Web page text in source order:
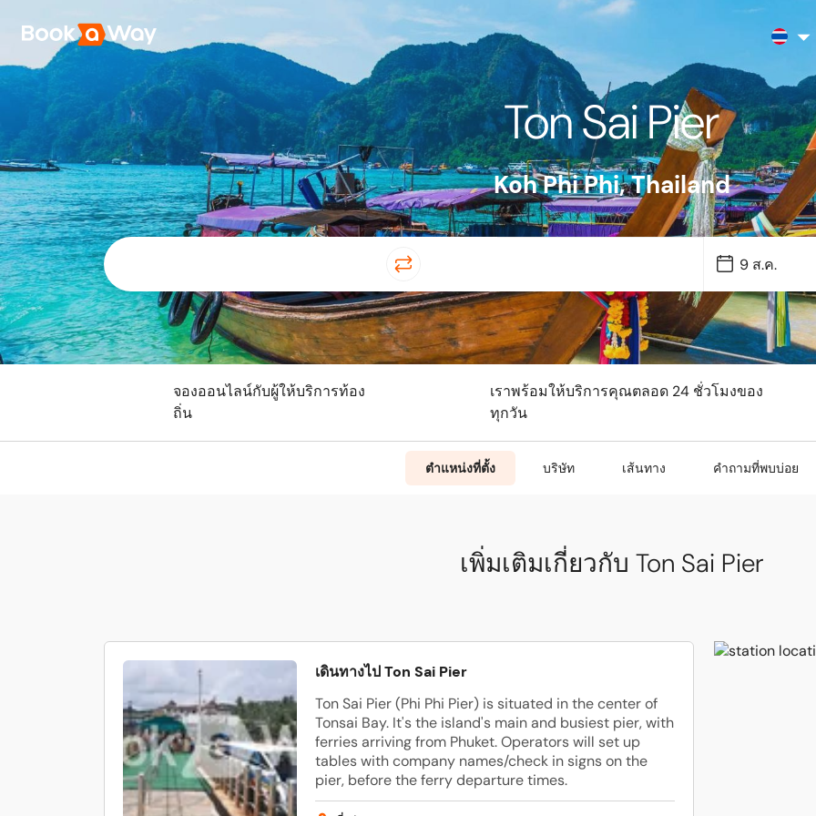
Ton Sai Pier
Koh Phi Phi,Thailand
ตำแหน่งที่ตั้ง บริษัท เส้นทาง คำถามที่พบบ่อย
จองออนไลน์กับผู้ให้บริการท้อง
ถิ่น
เราพร้อมให้บริการคุณตลอด 24 ชั่วโมงของ
ทุกวัน
เพิ่มเติมเกี่ยวกับ Ton Sai Pier
เดินทางไป Ton Sai Pier
Ton Sai Pier (Phi Phi Pier) is situated in the center of
Tonsai Bay. It's the island's main and busiest pier, with
ferries arriving from Phuket. Operators will set up
tables with company names/check in signs on the
pier, before the ferry departure times.